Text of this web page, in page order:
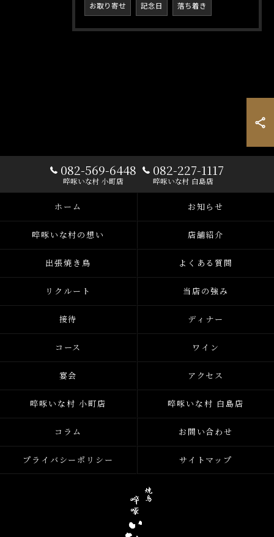
お取り寄せ 記念日 落ち着き
082-569-6448
啐啄いな村 小町店
082-227-1117
啐啄いな村 白島店
ホーム お知らせ
啐啄いな村の想い 店舗紹介
出張焼き鳥 よくある質問
リクルート 当店の強み
接待 ディナー
コース ワイン
宴会 アクセス
啐啄いな村 小町店 啐啄いな村 白島店
コラム お問い合わせ
プライバシーポリシー サイトマップ